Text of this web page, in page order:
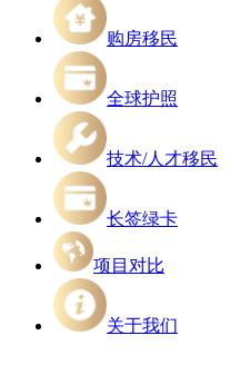
购房移民
全球护照
技术/人才移民
长签绿卡
项目对比
关于我们